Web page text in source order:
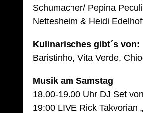
Schumacher/ Pepina
Nettesheim & Heidi
Kulinarisches gibt´s von:
Baristinho, Vita Verde,
Musik am Samstag
18.00-19.00 Uhr DJ Set
19:00 LIVE Rick Takvorian